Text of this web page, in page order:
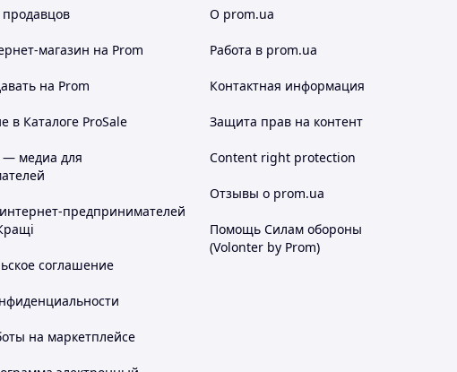
и на одежду;
в нашем магазине?
магазин на Prom
на Prom
в Каталоге ProSale
— медиа для
предпринимателей
соглашение
на маркетплейсе
О prom.ua
Работа в prom.ua
Контактная информация
Защита прав на контент
Content right protection
Отзывы о prom.ua
Помощь Силам обороны
(Volonter by Prom)